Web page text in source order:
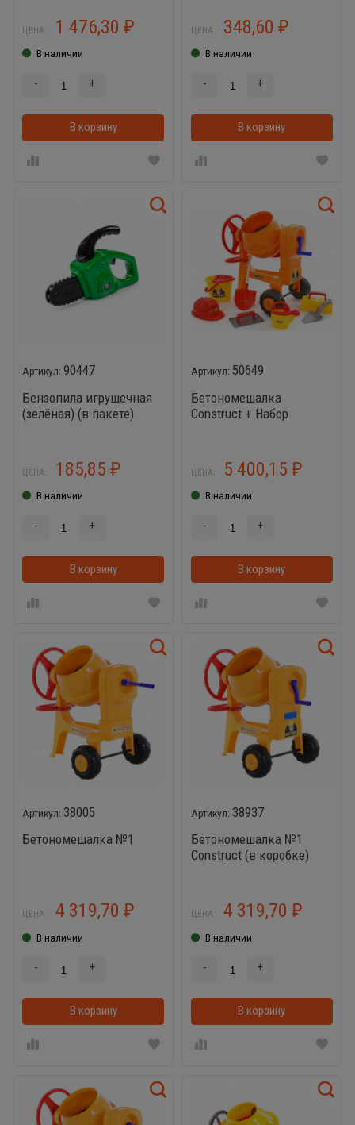
ЦЕНА: 1 476,30 ₽
В наличии
- +
В корзину В корзинке
ЦЕНА: 348,60₽
В наличии
- +
В корзину
90447
Бензопила игрушечная
(зелёная) (в пакете)
ЦЕНА: 185,85 ₽
В наличии
- +
В корзину В корзинке
50649
Бетономешалка
Construct + Набор
ЦЕНА: 5 400,15₽
В наличии
- +
В корзину
38005
Бетономешалка №1
ЦЕНА: 4 319,70 ₽
В наличии
- +
В корзину В корзинке
38937
Бетономешалка №1
Construct (в коробке)
ЦЕНА: 4 319,70₽
В наличии
- +
В корзину